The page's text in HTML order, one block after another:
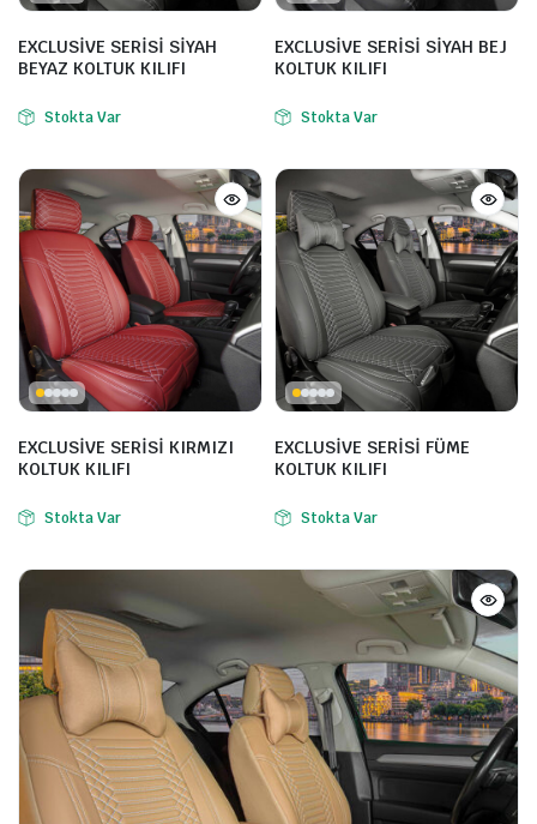
EXCLUSİVE SERİSİ SİYAH
BEYAZ KOLTUK KILIFI
Stokta Var
EXCLUSİVE SERİSİ SİYAH BEJ
KOLTUK KILIFI
Stokta Var
EXCLUSİVE SERİSİ KIRMIZI
KOLTUK KILIFI
Stokta Var
EXCLUSİVE SERİSİ FÜME
KOLTUK KILIFI
Stokta Var